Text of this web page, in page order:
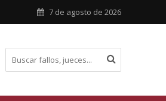
7 de agosto de 2026